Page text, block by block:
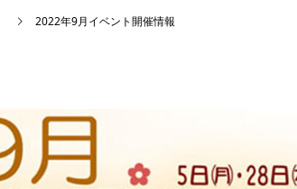
2022年9月イベント開催情報